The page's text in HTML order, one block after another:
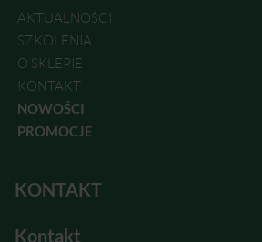
AKTUALNOŚCI
SZKOLENIA
O SKLEPIE
KONTAKT
NOWOŚCI
PROMOCJE
KONTAKT
Kontakt